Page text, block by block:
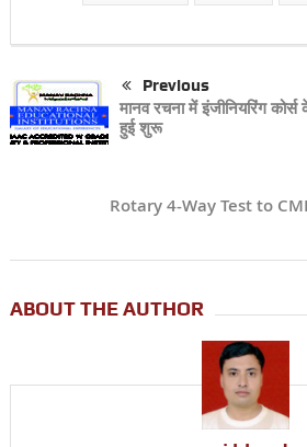
Previous
मानव रचना में इंजीनियरिंग
हुई शुरू
Rotary 4-Way Test to
ABOUT THE AUTHOR